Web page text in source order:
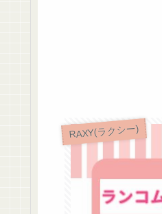
RAXY(ラクシー)